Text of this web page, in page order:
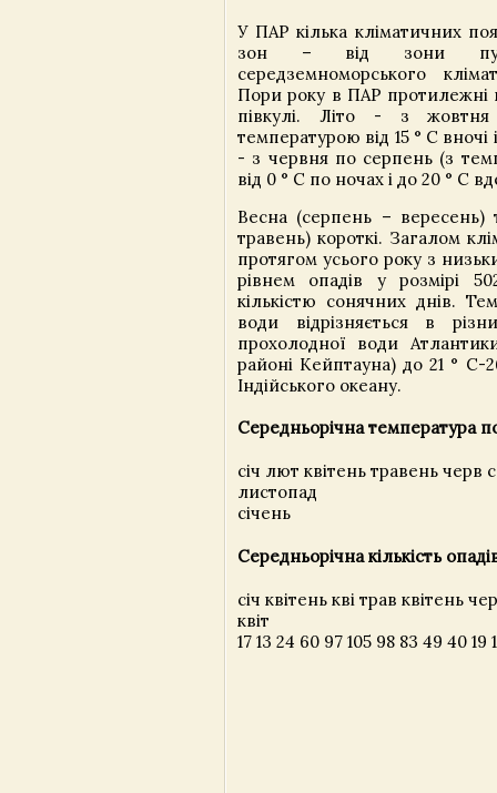
У ПАР кілька кліматичних
зон – від зони
середземноморського
Пори року в ПАР протилежні
півкулі. Літо - з
температурою від 15 ° С вночі
- з червня по серпень (з
від 0 ° С по ночах і до 20 ° С
Весна (серпень – вересень)
травень) короткі. Загалом
протягом усього року з
рівнем опадів у розмірі
кількістю сонячних днів.
води відрізняється в
прохолодної води
районі Кейптауна) до 21 ° С-
Індійського океану.
Середньорічна температура
січ лют квітень травень черв
листопад
січень
Середньорічна кількість
січ квітень кві трав квітень
квіт
17 13 24 60 97 105 98 83 49 40 19